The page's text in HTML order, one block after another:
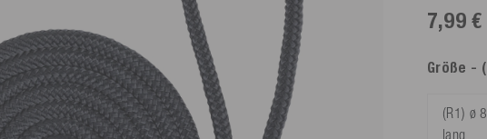
7,99 €
Größe -
(R1) ø
lang